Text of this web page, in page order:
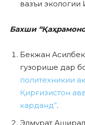
вазъи экологии
Бахши
Бекжан
гузорише дар
политехникии
Қирғизистон
карданд”.
Элмурат